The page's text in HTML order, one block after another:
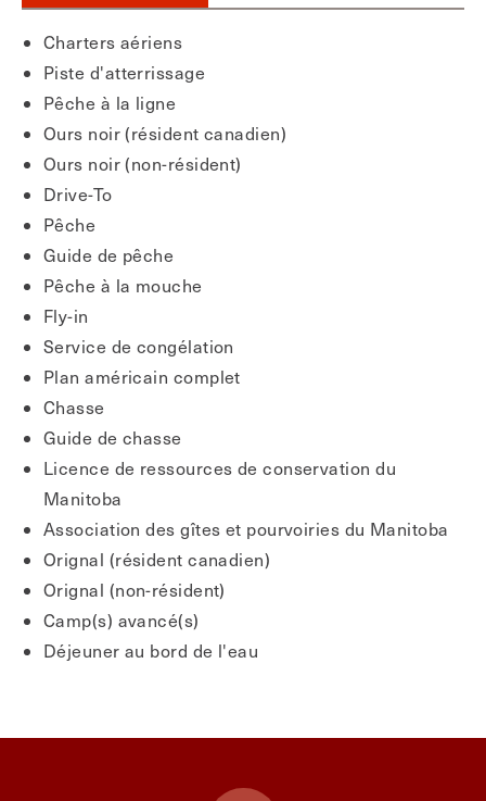
Charters aériens
Piste d'atterrissage
Pêche à la ligne
Ours noir (résident canadien)
Ours noir (non-résident)
Drive-To
Pêche
Guide de pêche
Pêche à la mouche
Fly-in
Service de congélation
Plan américain complet
Chasse
Guide de chasse
Licence de ressources de conservation du
Manitoba
Association des gîtes et pourvoiries du Manitoba
Orignal (résident canadien)
Orignal (non-résident)
Camp(s) avancé(s)
Déjeuner au bord de l'eau